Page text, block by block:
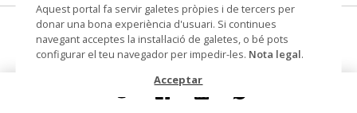
"Soberano"
model de bergantí rodó
Aquest portal fa servir galetes pròpies i de tercers per
donar una bona experiència d'usuari. Si continues
navegant acceptes la instal·lació de galetes, o bé pots
configurar el teu navegador per impedir-les. Nota legal.
Acceptar